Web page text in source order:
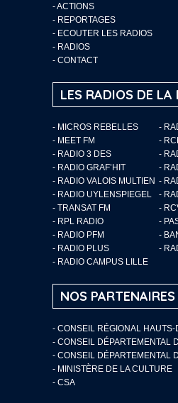
-ACTIONS
- REPORTAGES
- ECOUTER LES RADIOS
- RADIOS
- CONTACT
LES RADIOS DE LA
- MICROS REBELLES
-
- MEET FM
-
- RADIO 3 DES
-
- RADIO GRAF’HIT
-
- RADIO VALOIS MULTIEN -
- RADIO UYLENSPIEGEL
-
- TRANSAT FM
-
- RPL RADIO
-
- RADIO PFM
-
- RADIO PLUS
-
- RADIO CAMPUS LILLE
NOS PARTENAIRES
- CONSEIL RÉGIONAL
- CONSEIL DÉPARTEMENTAL
- CONSEIL DÉPARTEMENTAL
- MINISTÈRE DE LA CULTURE
- CSA